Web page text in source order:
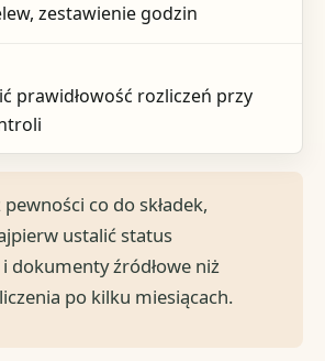
zestawienie godzin
prawidłowość rozliczeń przy
pewności co do składek,
ustalić status
dokumenty źródłowe niż
po kilku miesiącach.